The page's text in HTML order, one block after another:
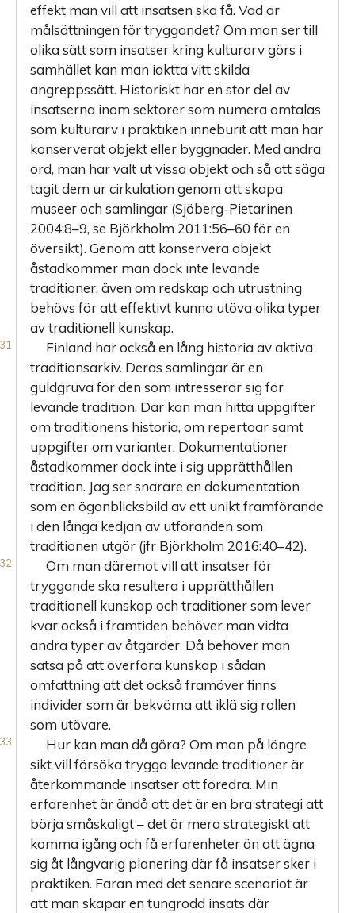
effekt man vill att insatsen ska få. Vad är
målsättningen för tryggandet? Om man ser till
olika sätt som insatser kring kulturarv görs i
samhället kan man iaktta vitt skilda
angreppssätt. Historiskt har en stor del av
insatserna inom sektorer som numera omtalas
som kulturarv i praktiken inneburit att man har
konserverat objekt eller byggnader. Med andra
ord, man har valt ut vissa objekt och så att säga
tagit dem ur cirkulation genom att skapa
museer och samlingar (Sjöberg-Pietarinen
2004:8–9, se Björkholm 2011:56–60 för en
översikt). Genom att konservera objekt
åstadkommer man dock inte levande
traditioner, även om redskap och utrustning
behövs för att effektivt kunna utöva olika typer
av traditionell kunskap.
Finland har också en lång historia av aktiva
traditionsarkiv. Deras samlingar är en
guldgruva för den som intresserar sig för
levande tradition. Där kan man hitta uppgifter
om traditionens historia, om repertoar samt
uppgifter om varianter. Dokumentationer
åstadkommer dock inte i sig upprätthållen
tradition. Jag ser snarare en dokumentation
som en ögonblicksbild av ett unikt framförande
i den långa kedjan av utföranden som
traditionen utgör (jfr Björkholm 2016:40–42).
Om man däremot vill att insatser för
tryggande ska resultera i upprätthållen
traditionell kunskap och traditioner som lever
kvar också i framtiden behöver man vidta
andra typer av åtgärder. Då behöver man
satsa på att överföra kunskap i sådan
omfattning att det också framöver finns
individer som är bekväma att iklä sig rollen
som utövare.
Hur kan man då göra? Om man på längre
sikt vill försöka trygga levande traditioner är
återkommande insatser att föredra. Min
erfarenhet är ändå att det är en bra strategi att
börja småskaligt – det är mera strategiskt att
komma igång och få erfarenheter än att ägna
sig åt långvarig planering där få insatser sker i
praktiken. Faran med det senare scenariot är
att man skapar en tungrodd insats där